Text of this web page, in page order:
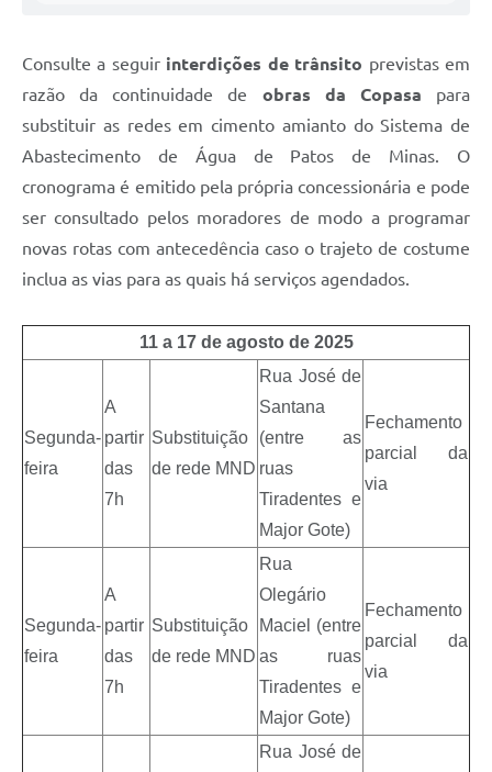
Consulte a seguir interdições de trânsito previstas em
razão da continuidade de obras da Copasa para
substituir as redes em cimento amianto do Sistema de
Abastecimento de Água de Patos de Minas. O
cronograma é emitido pela própria concessionária e pode
ser consultado pelos moradores de modo a programar
novas rotas com antecedência caso o trajeto de costume
inclua as vias para as quais há serviços agendados.
11 a 17 de agosto de 2025
Segunda-
feira
A
partir
das
7h
Substituição
de rede MND
Rua José de
Santana
(entre as
ruas
Tiradentes e
Major Gote)
Fechamento
parcial da
via
Segunda-
feira
A
partir
das
7h
Substituição
de rede MND
Rua
Olegário
Maciel (entre
as ruas
Tiradentes e
Major Gote)
Fechamento
parcial da
via
Rua José de